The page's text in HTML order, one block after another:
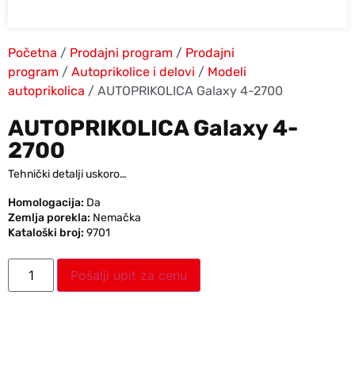
Početna / Prodajni program / Prodajni
program / Autoprikolice i delovi / Modeli
autoprikolica / AUTOPRIKOLICA Galaxy 4-2700
AUTOPRIKOLICA Galaxy 4-
2700
Tehnički detalji uskoro…
Homologacija: Da
Zemlja porekla: Nemačka
Kataloški broj: 9701
Pošalji upit za cenu